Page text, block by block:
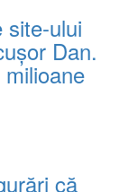
site-ului
Dan.
că